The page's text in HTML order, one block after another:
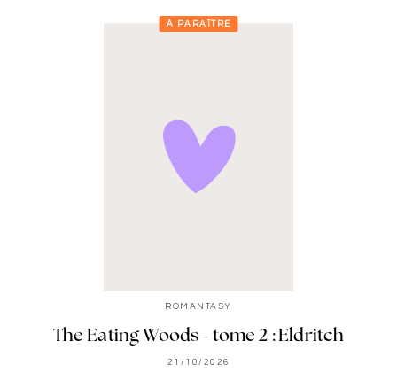
À PARAÎTRE
ROMANTASY
The Eating Woods - tome 2 : Eldritch
21/10/2026